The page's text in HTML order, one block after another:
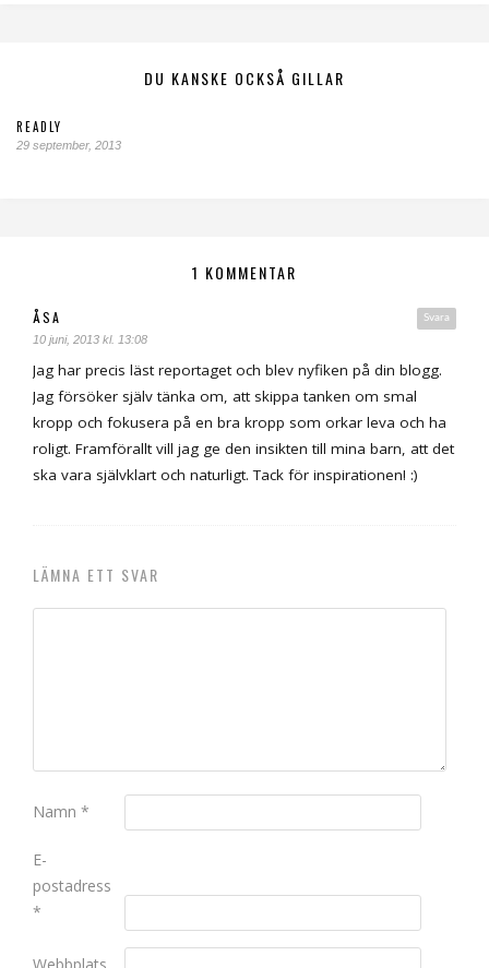
DU KANSKE OCKSÅ GILLAR
READLY
29 september, 2013
1 KOMMENTAR
Svara
ÅSA
10 juni, 2013 kl. 13:08
Jag har precis läst reportaget och blev nyfiken på din blogg.
Jag försöker själv tänka om, att skippa tanken om smal
kropp och fokusera på en bra kropp som orkar leva och ha
roligt. Framförallt vill jag ge den insikten till mina barn, att det
ska vara självklart och naturligt. Tack för inspirationen! :)
LÄMNA ETT SVAR
Namn *
E-
postadress
*